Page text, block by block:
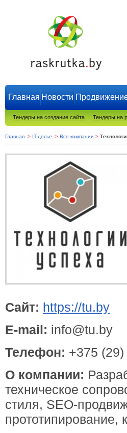
Главная Новости
Тендеры на создание сайта | Тендеры на
Главная > IT-досье > Все компании >
Сайт: https://tu.by
E-mail: info@tu.by
Телефон: +375
О компании:
техническое
стиля, SEO-
прототипирование,